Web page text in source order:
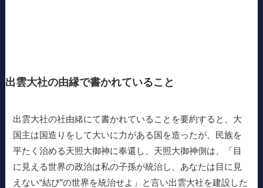
出雲大社の由縁で書かれていること
出雲大社の社由緒にて書かれていることを要約すると、大
国主は国造りをして大いに力がある国を造ったが、民族を
平たく治める天照大御神に奉還し、天照大御神側は、「目
に見える世界の政治は私の子孫が統治し、あなたは目に見
えない“結び”の世界を統治せよ」と言い出雲大社を建設した